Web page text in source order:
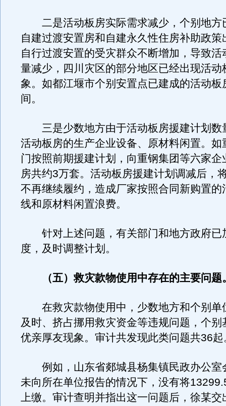
二是活动板房实际需求减少，个别地方
自建过渡安置房和自建永久性住房补助政策
自行过渡安置的受灾群众不断增加，导致活
量减少，四川灾区的部分地区已经出现活动
象。如都江堰市个别安置点已建成的活动板
间。
三是少数地方由于活动板房援建计划数
活动板房的生产企业设备、原材料闲置。如
门按照前期援建计划，向重钢集团等六家企
房共约3万套。活动板房援建计划调减后，
不再继续履约，造成厂家按照合同新购置的
线和原材料闲置浪费。
针对上述问题，有关部门和地方政府已
度，及时调整计划。
（五）救灾款物使用中存在的主要问题
在救灾款物使用中，少数地方和个别单
及时、挤占挪用救灾资金等违规问题，个别
优亲厚友现象。审计共发现此类问题共36起
例如，山东省郯城县杨集镇民政办公室
未向所在单位报告的情况下，没有将
上缴。审计查明并指出这一问题后，徐某交